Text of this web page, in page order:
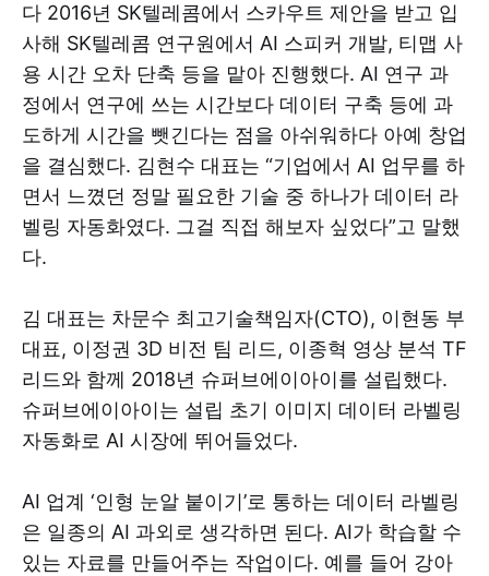
다 2016년 SK텔레콤에서 스카우트 제안을 받고 입
사해 SK텔레콤 연구원에서 AI 스피커 개발, 티맵 사
용 시간 오차 단축 등을 맡아 진행했다. AI 연구 과
정에서 연구에 쓰는 시간보다 데이터 구축 등에 과
도하게 시간을 뺏긴다는 점을 아쉬워하다 아예 창업
을 결심했다. 김현수 대표는 “기업에서 AI 업무를 하
면서 느꼈던 정말 필요한 기술 중 하나가 데이터 라
벨링 자동화였다. 그걸 직접 해보자 싶었다”고 말했
다.
김 대표는 차문수 최고기술책임자(CTO), 이현동 부
대표, 이정권 3D 비전 팀 리드, 이종혁 영상 분석 TF
리드와 함께 2018년 슈퍼브에이아이를 설립했다.
슈퍼브에이아이는 설립 초기 이미지 데이터 라벨링
자동화로 AI 시장에 뛰어들었다.
AI 업계 ‘인형 눈알 붙이기’로 통하는 데이터 라벨링
은 일종의 AI 과외로 생각하면 된다. AI가 학습할 수
있는 자료를 만들어주는 작업이다. 예를 들어 강아